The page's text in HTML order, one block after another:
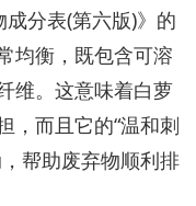
分表(第六版)》的
均衡，既包含可溶
维。这意味着白萝
，而且它的“温和刺
帮助废弃物顺利排